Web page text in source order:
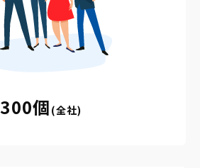
300個 (全社)